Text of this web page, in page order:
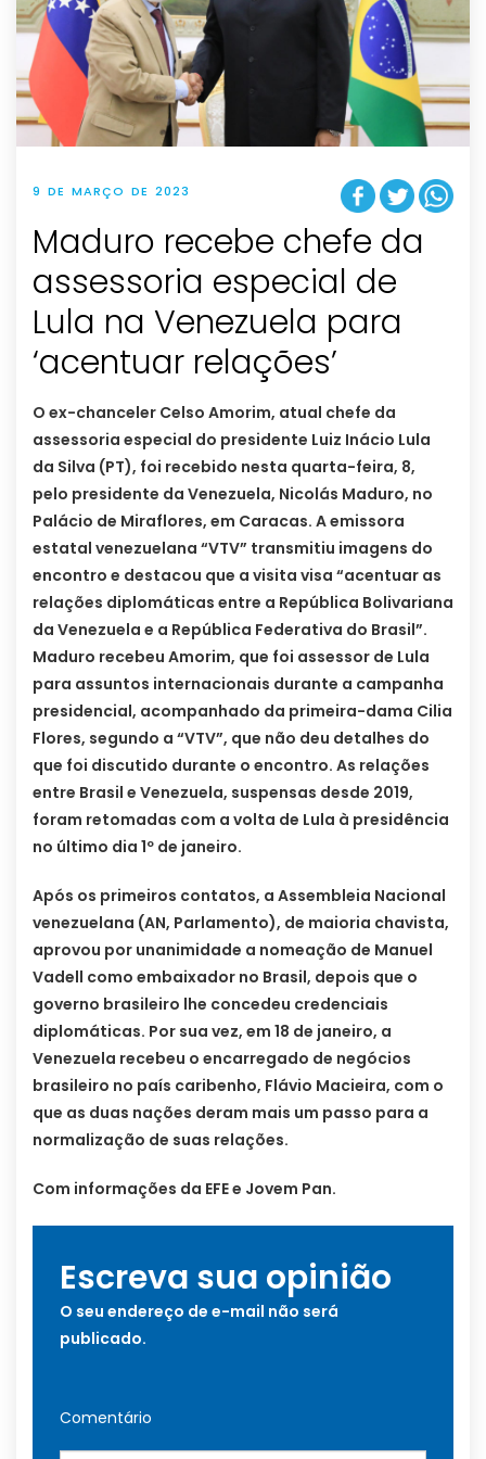
9 DE MARÇO DE 2023
Maduro recebe chefe da
assessoria especial de
Lula na Venezuela para
‘acentuar relações’
O ex-chanceler Celso Amorim, atual chefe da
assessoria especial do presidente Luiz Inácio Lula
da Silva (PT), foi recebido nesta quarta-feira, 8,
pelo presidente da Venezuela, Nicolás Maduro, no
Palácio de Miraflores, em Caracas. A emissora
estatal venezuelana “VTV” transmitiu imagens do
encontro e destacou que a visita visa “acentuar as
relações diplomáticas entre a República Bolivariana
da Venezuela e a República Federativa do Brasil”.
Maduro recebeu Amorim, que foi assessor de Lula
para assuntos internacionais durante a campanha
presidencial, acompanhado da primeira-dama Cilia
Flores, segundo a “VTV”, que não deu detalhes do
que foi discutido durante o encontro. As relações
entre Brasil e Venezuela, suspensas desde 2019,
foram retomadas com a volta de Lula à presidência
no último dia 1º de janeiro.
Após os primeiros contatos, a Assembleia Nacional
venezuelana (AN, Parlamento), de maioria chavista,
aprovou por unanimidade a nomeação de Manuel
Vadell como embaixador no Brasil, depois que o
governo brasileiro lhe concedeu credenciais
diplomáticas. Por sua vez, em 18 de janeiro, a
Venezuela recebeu o encarregado de negócios
brasileiro no país caribenho, Flávio Macieira, com o
que as duas nações deram mais um passo para a
normalização de suas relações.
Com informações da EFE e Jovem Pan.
Escreva sua opinião
O seu endereço de e-mail não será
publicado.
Comentário